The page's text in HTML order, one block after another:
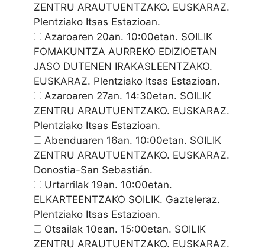
ZENTRU ARAUTUENTZAKO. EUSKARAZ.
Plentziako Itsas Estazioan.
Azaroaren 20an. 10:00etan. SOILIK
FOMAKUNTZA AURREKO EDIZIOETAN
JASO DUTENEN IRAKASLEENTZAKO.
EUSKARAZ. Plentziako Itsas Estazioan.
Azaroaren 27an. 14:30etan. SOILIK
ZENTRU ARAUTUENTZAKO. EUSKARAZ.
Plentziako Itsas Estazioan.
Abenduaren 16an. 10:00etan. SOILIK
ZENTRU ARAUTUENTZAKO. EUSKARAZ.
Donostia-San Sebastián.
Urtarrilak 19an. 10:00etan.
ELKARTEENTZAKO SOILIK. Gazteleraz.
Plentziako Itsas Estazioan.
Otsailak 10ean. 15:00etan. SOILIK
ZENTRU ARAUTUENTZAKO. EUSKARAZ.